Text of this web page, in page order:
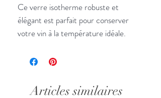
Ce verre isotherme robuste et
élégant est parfait pour conserver
votre vin à la température idéale.
et durable, il est accompagné d'une
pas de faire sourire les amateurs de
Articles similaires